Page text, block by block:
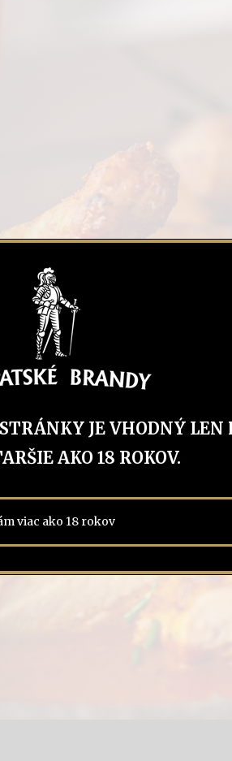
JE VHODNÝ LEN
AKO 18 ROKOV.
viac ako 18 rokov